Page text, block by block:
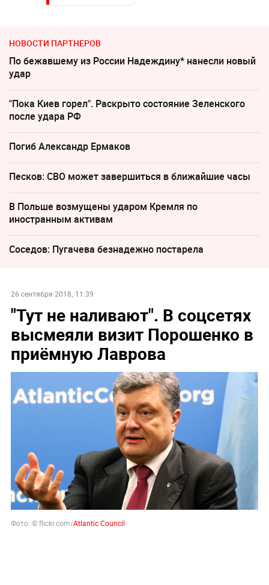
НОВОСТИ ПАРТНЕРОВ
По бежавшему из России Надеждину* нанесли новый
удар
"Пока Киев горел". Раскрыто состояние Зеленского
после удара РФ
Погиб Александр Ермаков
Песков: СВО может завершиться в ближайшие часы
В Польше возмущены ударом Кремля по
иностранным активам
Соседов: Пугачева безнадежно постарела
26 сентября 2018, 11:39
"Тут не наливают". В соцсетях
высмеяли визит Порошенко в
приёмную Лаврова
Фото: ©flickr.com/Atlantic Council